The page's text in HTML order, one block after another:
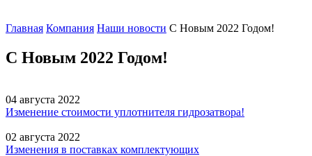
Главная Компания Наши новости С Новым 2022 Годом!
С Новым 2022 Годом!
04 августа 2022
Изменение стоимости уплотнителя гидрозатвора!
02 августа 2022
Изменения в поставках комплектующих